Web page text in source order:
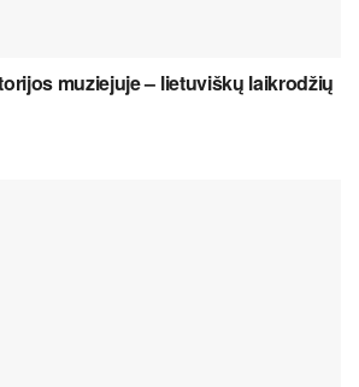
muziejuje – lietuviškų laikrodžių